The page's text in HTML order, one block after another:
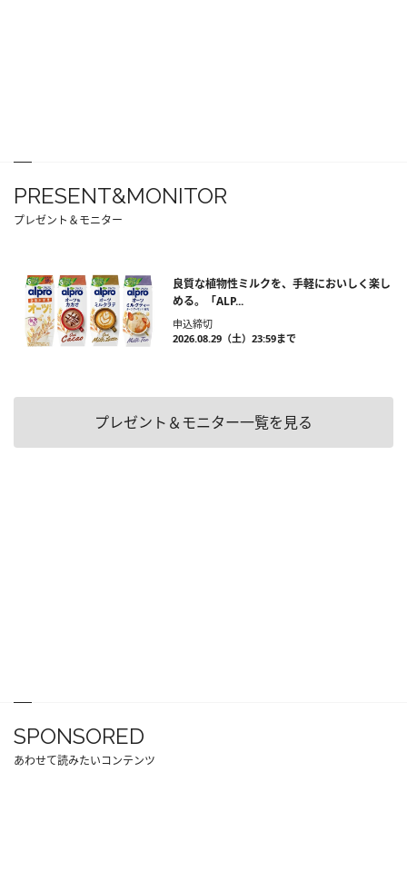
PRESENT&MONITOR
プレゼント＆モニター
良質な植物性ミルクを、手軽においしく楽し
める。「ALP...
申込締切
2026.08.29（土）23:59まで
プレゼント＆モニター一覧を見る
SPONSORED
あわせて読みたいコンテンツ